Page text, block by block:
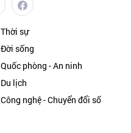
Thời sự
Đời sống
Quốc phòng - An ninh
Du lịch
Công nghệ - Chuyển đổi số